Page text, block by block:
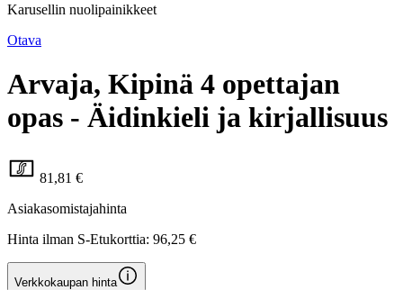
Karusellin nuolipainikkeet
Otava
Arvaja, Kipinä 4 opettajan
opas - Äidinkieli ja kirjallisuus
81,81 €
Asiakasomistajahinta
Hinta ilman S-Etukorttia: 96,25 €
Verkkokaupan hinta